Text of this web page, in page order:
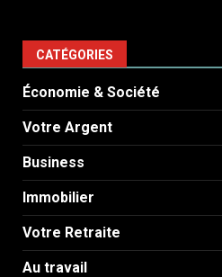
CATÉGORIES
Économie & Société
Votre Argent
Business
Immobilier
Votre Retraite
Au travail